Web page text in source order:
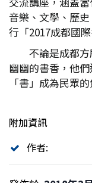
音樂、文學、歷
行「2017成都國
不論是成都
幽幽的書香，他
「書」成為民眾
附加資訊
作者: